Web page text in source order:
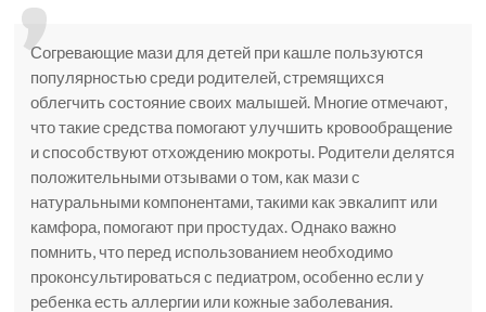
Согревающие мази для детей при кашле пользуются
популярностью среди родителей, стремящихся
облегчить состояние своих малышей. Многие отмечают,
что такие средства помогают улучшить кровообращение
и способствуют отхождению мокроты. Родители делятся
положительными отзывами о том, как мази с
натуральными компонентами, такими как эвкалипт или
камфора, помогают при простудах. Однако важно
помнить, что перед использованием необходимо
проконсультироваться с педиатром, особенно если у
ребенка есть аллергии или кожные заболевания.